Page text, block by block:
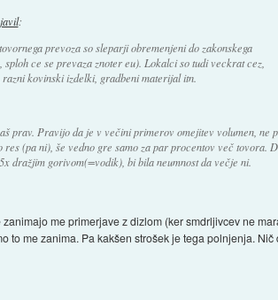
:
prevoza so sleparji obremenjeni do zakonskega
sploh ce se prevaza znoter eu). Lokalci so tudi veckrat cez,
kovinski izdelki, gradbeni materijal itn.
prav. Pravijo da je v večini primerov omejitev volumen, ne
res (pa ni), še vedno gre samo za par procentov več tovora.
dražjim gorivom(=vodik), bi bila neumnost da večje ni.
me primerjave z dizlom (ker smdrljivcev ne
to me zanima. Pa kakšen strošek je tega polnjenja.